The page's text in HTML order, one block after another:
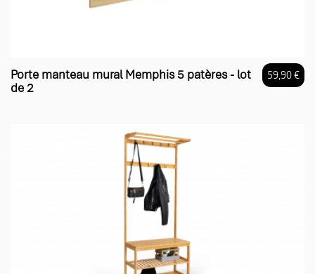
Porte manteau mural Memphis 5 patères - lot
de 2
59,90 €